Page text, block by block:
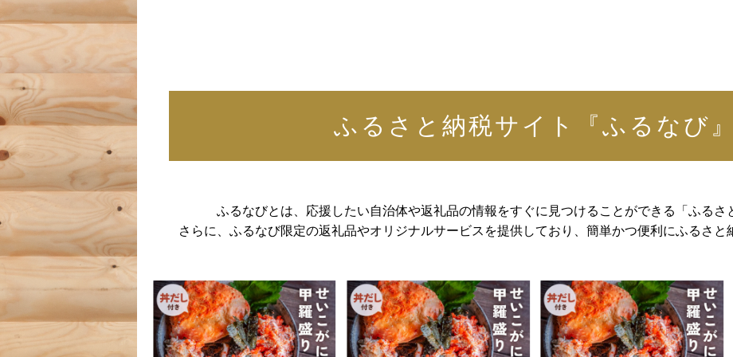
ふるさと納税サイト『ふるなび』
ふるなびとは、応援したい自治体や返礼品の情報をすぐに見つけることができる「ふるさ
さらに、ふるなび限定の返礼品やオリジナルサービスを提供しており、簡単かつ便利にふるさと